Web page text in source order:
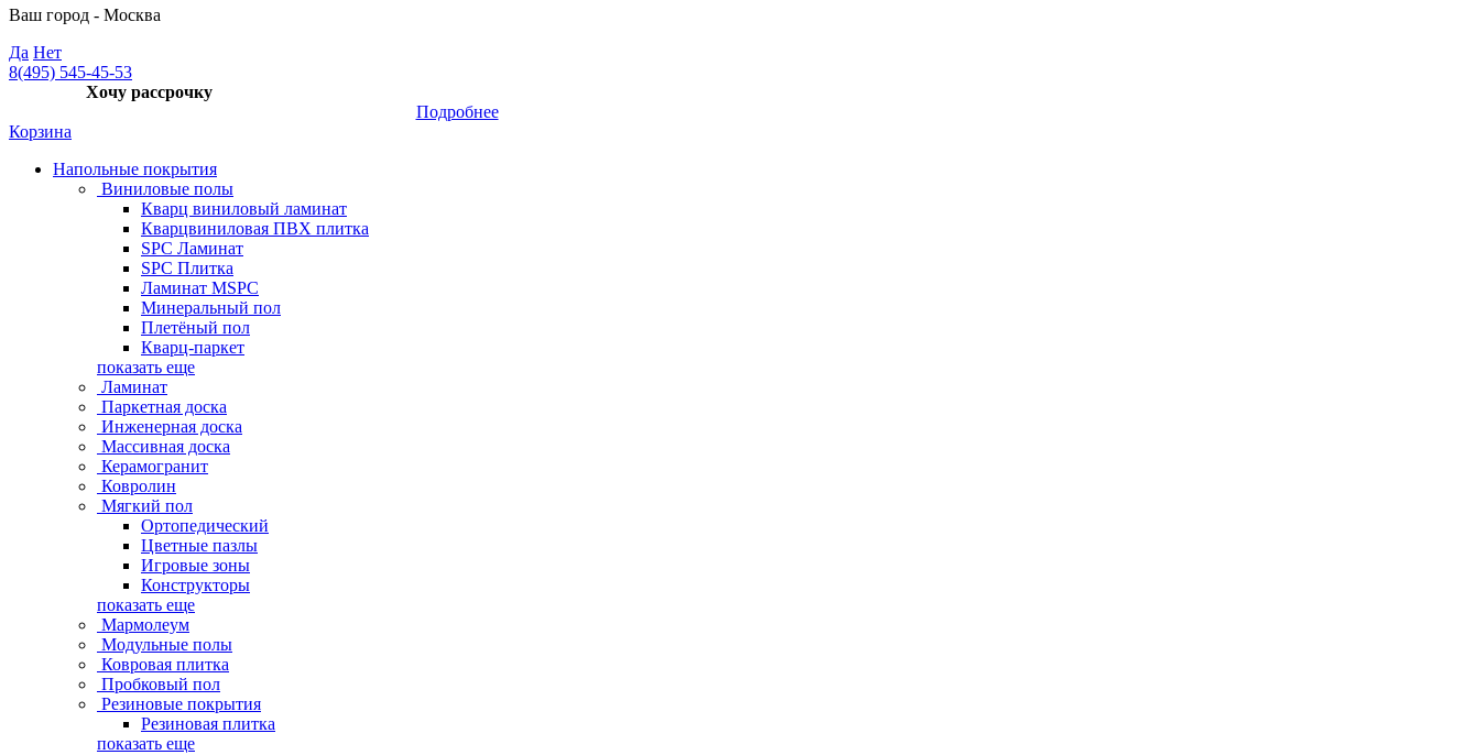
Ваш город - Москва
Да Нет
8(495) 545-45-53
Хочу рассрочку
Подробнее
Корзина
Напольные покрытия
Виниловые полы
Кварц виниловый ламинат
Кварцвиниловая ПВХ плитка
SPC Ламинат
SPC Плитка
Ламинат MSPC
Минеральный пол
Плетёный пол
Кварц-паркет
показать еще
Ламинат
Паркетная доска
Инженерная доска
Массивная доска
Керамогранит
Ковролин
Мягкий пол
Ортопедический
Цветные пазлы
Игровые зоны
Конструкторы
показать еще
Мармолеум
Модульные полы
Ковровая плитка
Пробковый пол
Резиновые покрытия
Резиновая плитка
показать еще